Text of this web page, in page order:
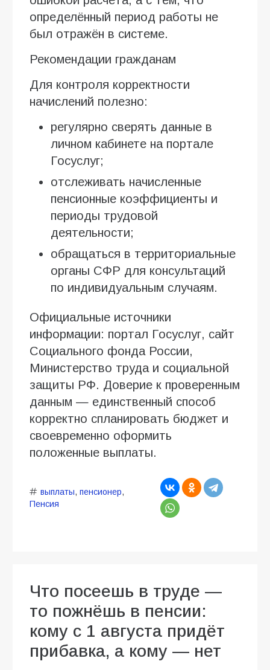
определённый период работы не
был отражён в системе.
Рекомендации гражданам
Для контроля корректности
начислений полезно:
регулярно сверять данные в
личном кабинете на портале
Госуслуг;
отслеживать начисленные
пенсионные коэффициенты и
периоды трудовой
деятельности;
обращаться в территориальные
органы СФР для консультаций
по индивидуальным случаям.
Официальные источники
информации: портал Госуслуг, сайт
Социального фонда России,
Министерство труда и социальной
защиты РФ. Доверие к проверенным
данным — единственный способ
корректно спланировать бюджет и
своевременно оформить
положенные выплаты.
выплаты, пенсионер,
Пенсия
Что посеешь в труде —
то пожнёшь в пенсии:
кому с 1 августа придёт
прибавка, а кому — нет